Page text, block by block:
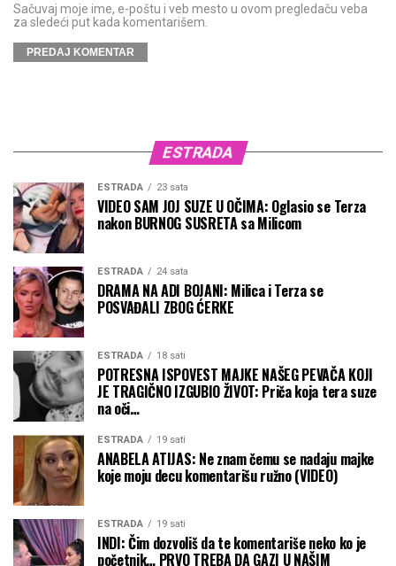
Sačuvaj moje ime, e-poštu i veb mesto u ovom pregledaču veba
za sledeći put kada komentarišem.
ESTRADA
ESTRADA 23 sata
VIDEO SAM JOJ SUZE U OČIMA: Oglasio se Terza
nakon BURNOG SUSRETA sa Milicom
ESTRADA 24 sata
DRAMA NA ADI BOJANI: Milica i Terza se
POSVAĐALI ZBOG ĆERKE
ESTRADA 18 sati
POTRESNA ISPOVEST MAJKE NAŠEG PEVAČA KOJI
JE TRAGIČNO IZGUBIO ŽIVOT: Priča koja tera suze
na oči…
ESTRADA 19 sati
ANABELA ATIJAS: Ne znam čemu se nadaju majke
koje moju decu komentarišu ružno (VIDEO)
ESTRADA 19 sati
INDI: Čim dozvoliš da te komentariše neko ko je
početnik… PRVO TREBA DA GAZI U NAŠIM